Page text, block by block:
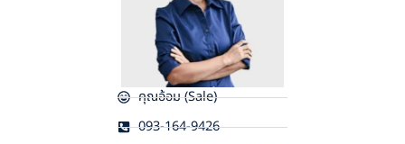
คุณอ้อม (Sale)
093-164-9426